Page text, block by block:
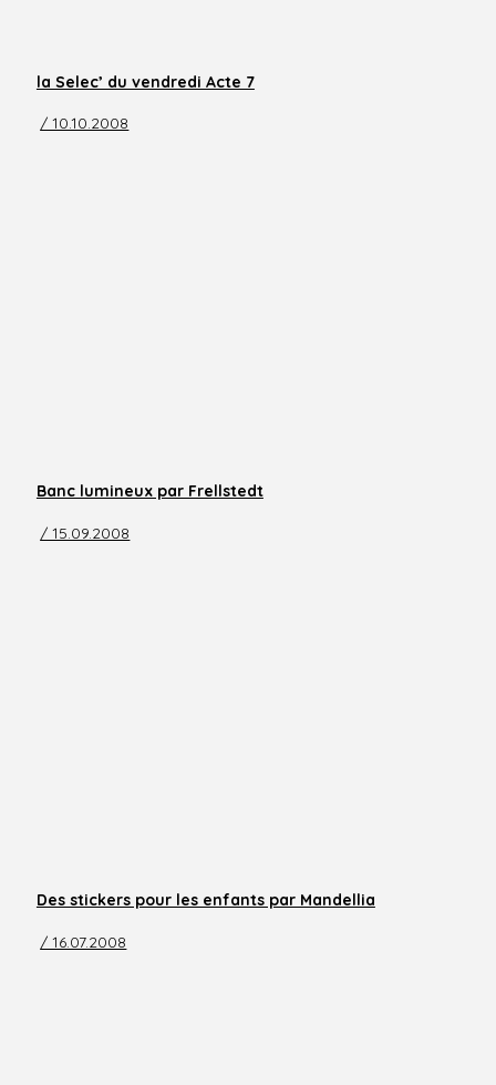
la Selec’ du vendredi Acte 7
/ 10.10.2008
Banc lumineux par Frellstedt
/ 15.09.2008
Des stickers pour les enfants par Mandellia
/ 16.07.2008